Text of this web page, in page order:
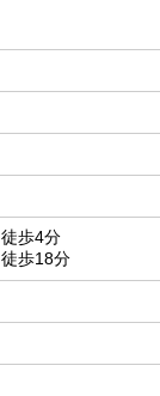
歩4分
歩18分